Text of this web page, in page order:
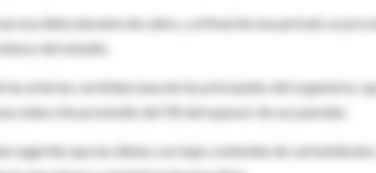
esa dieta durante dos años, y al final de ese período se
del estudio.
arterias carótidas (una de las principales del organismo,
reducción promedio del 5% del espesor de sus paredes.
sugerido que las dietas con bajo contenido de carbohidratos